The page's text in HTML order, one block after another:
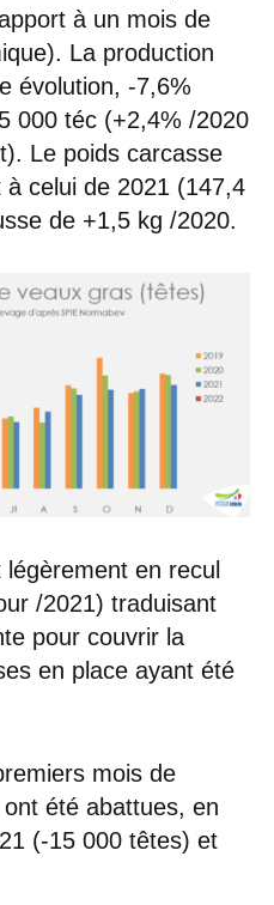
à un mois de
La production
évolution, -7,6%
000 téc (+2,4% /2020
Le poids carcasse
celui de 2021 (147,4
de +1,5 kg /2020.
légèrement en recul
/2021) traduisant
pour couvrir la
en place ayant été
mois de
ont été abattues, en
(-15 000 têtes) et